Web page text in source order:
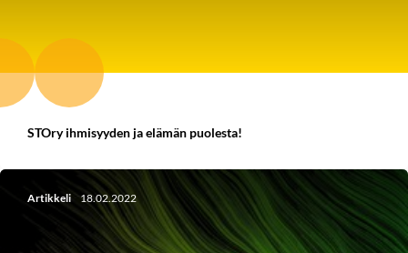
STOry ihmisyyden ja elämän puolesta!
Artikkeli 18.02.2022